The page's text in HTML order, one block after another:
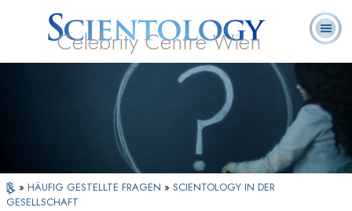
Celebrity Centre Wien
Scientology?
Ehrenamtliche
Geistliche
Häufig gestellte
Fragen
» HÄUFIG GESTELLTE FRAGEN » SCIENTOLOGY IN DER
GESELLSCHAFT